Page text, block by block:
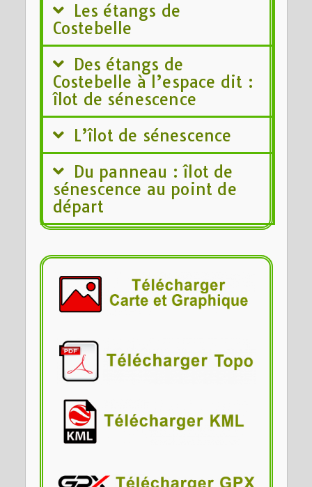
Les étangs de
Costebelle
Des étangs de
Costebelle à l’espace dit :
îlot de sénescence
L’îlot de sénescence
Du panneau : îlot de
sénescence au point de
départ